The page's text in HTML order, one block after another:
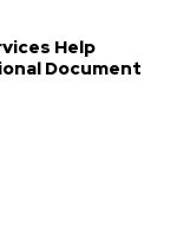
Help
Document